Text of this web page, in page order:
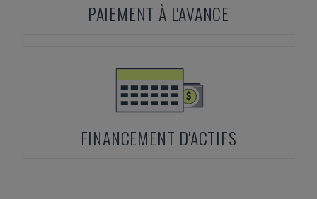
PAIEMENT À L'AVANCE
FINANCEMENT D'ACTIFS